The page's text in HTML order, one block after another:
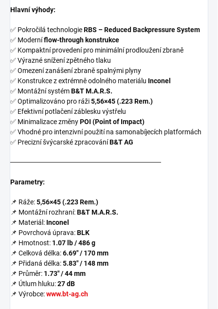
Hlavní výhody:
✅ Pokročilá technologieRBS – Reduced Backpressure System
✅ Moderníflow-through konstrukce
✅ Kompaktní provedení pro minimální prodloužení zbraně
✅ Výrazné snížení zpětného tlaku
✅ Omezení zanášení zbraně spalnými plyny
✅ Konstrukce z extrémně odolného materiálu Inconel
✅ Montážní systémB&T M.A.R.S.
✅ Optimalizováno pro ráži5,56×45 (.223 Rem.)
✅ Efektivní potlačení záblesku výstřelu
✅ Minimalizace změnyPOI (Point of Impact)
✅ Vhodné pro intenzivní použití na samonabíjecích platformách
✅ Precizní švýcarské zpracováníB&T AG
───────────────────────────────
Parametry:
📌 Ráže:5,56×45 (.223 Rem.)
📌 Montážní rozhraní:B&T M.A.R.S.
📌 Materiál: Inconel
📌 Povrchová úprava:BLK
📌 Hmotnost: 1.07 lb / 486 g
📌 Celková délka:6.69" / 170 mm
📌 Přidaná délka:5.83" / 148 mm
📌 Průměr: 1.73" / 44 mm
📌 Útlum hluku:27 dB
📌 Výrobce:www.bt-ag.ch